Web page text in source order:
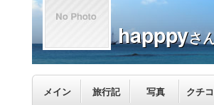
happpyさ
メイン 旅行記 写真 クチ